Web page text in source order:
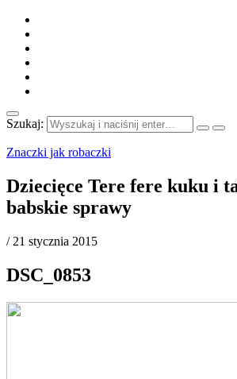
Szukaj:
Znaczki jak robaczki
Dziecięce Tere fere kuku i
babskie sprawy
/ 21 stycznia 2015
DSC_0853